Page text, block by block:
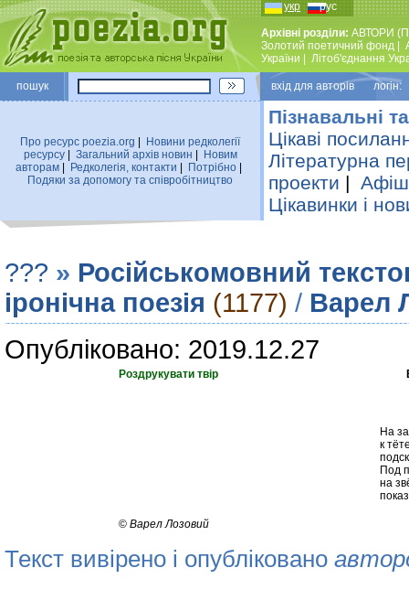
укр рус
Архівні розділи: АВТОРИ
Золотий поетичний фонд
України
Лiтоб'єднання
пошук вхiд для авторiв логін:
Про ресурс poezia.org
Новини редколегiї
ресурсу| Загальний архiв новин
Новим
авторам
Редколегiя, контакти Потрiбно
Подяки за допомогу та співробітництво
Пізнавальні
Цікаві
Літературна
проекти |
Цікавинки і
??? » Російськомовний
іронічна поезія (1177) / Варел
Опубліковано: 2019.12.27
Роздрукувати твір
На
к
Под
на
© Варел Лозовий
Текст вивірено і опубліковано